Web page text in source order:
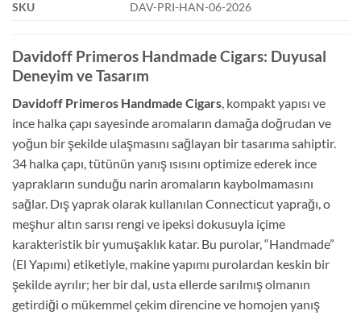
SKU
DAV-PRI-HAN-06-2026
Davidoff Primeros Handmade Cigars: Duyusal
Deneyim ve Tasarım
Davidoff Primeros Handmade Cigars, kompakt yapısı ve
ince halka çapı sayesinde aromaların damağa doğrudan ve
yoğun bir şekilde ulaşmasını sağlayan bir tasarıma sahiptir.
34 halka çapı, tütünün yanış ısısını optimize ederek ince
yaprakların sunduğu narin aromaların kaybolmamasını
sağlar. Dış yaprak olarak kullanılan Connecticut yaprağı, o
meşhur altın sarısı rengi ve ipeksi dokusuyla içime
karakteristik bir yumuşaklık katar. Bu purolar, “Handmade”
(El Yapımı) etiketiyle, makine yapımı purolardan keskin bir
şekilde ayrılır; her bir dal, usta ellerde sarılmış olmanın
getirdiği o mükemmel çekim direncine ve homojen yanış